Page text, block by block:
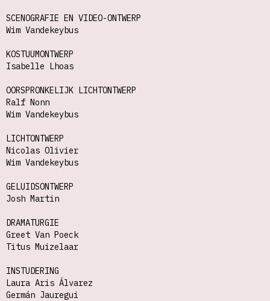
SCENOGRAFIE EN VIDEO-ONTWERP
Wim Vandekeybus
KOSTUUMONTWERP
Isabelle Lhoas
OORSPRONKELIJK LICHTONTWERP
Ralf Nonn
Wim Vandekeybus
LICHTONTWERP
Nicolas Olivier
Wim Vandekeybus
GELUIDSONTWERP
Josh Martin
DRAMATURGIE
Greet Van Poeck
Titus Muizelaar
INSTUDERING
Laura Aris Álvarez
Germán Jauregui